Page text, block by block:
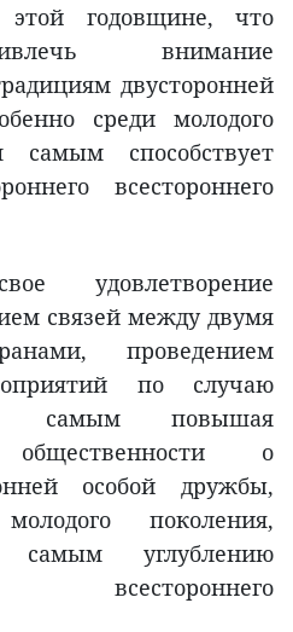
годовщине, что
внимание
двусторонней
среди молодого
способствует
всестороннего
удовлетворение
связей между двумя
проведением
по случаю
самым повышая
общественности о
особой дружбы,
поколения,
самым углублению
всестороннего